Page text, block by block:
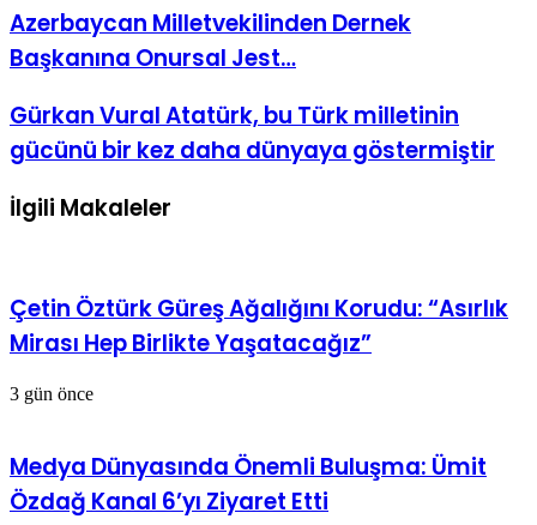
Azerbaycan Milletvekilinden Dernek
Başkanına Onursal Jest…
Gürkan Vural Atatürk, bu Türk milletinin
gücünü bir kez daha dünyaya göstermiştir
İlgili Makaleler
Çetin Öztürk Güreş Ağalığını Korudu: “Asırlık
Mirası Hep Birlikte Yaşatacağız”
3 gün önce
Medya Dünyasında Önemli Buluşma: Ümit
Özdağ Kanal 6’yı Ziyaret Etti